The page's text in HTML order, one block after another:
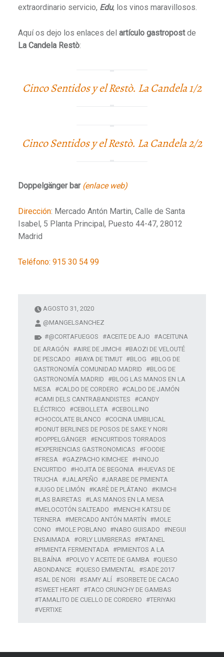
extraordinario servicio, Edu, los vinos maravillosos.
Aquí os dejo los enlaces del artículo gastropostde
La Candela Restò:
Cinco Sentidos y el Restò. La Candela 1/2
Cinco Sentidos y el Restò. La Candela 2/2
Doppelgänger bar (enlace web)
Dirección: Mercado Antón Martin, Calle de Santa
Isabel, 5 Planta Principal, Puesto 44-47, 28012
Madrid
Teléfono: 915 30 54 99
AGOSTO 31, 2020
@MANGELSANCHEZ
@CORTAFUEGOS
ACEITE DE AJO
ACEITUNA
DE ARAGÓN
AIRE DE JIMCHI
BAOZI DE VELOUTÉ
DE PESCADO
BAYA DE TIMUT BLOG
BLOG DE
GASTRONOMÍA COMUNIDAD MADRID
BLOG DE
GASTRONOMÍA MADRID
BLOG LAS MANOS EN LA
MESA
CALDO DE CORDERO
CALDO DE JAMÓN
CAMI DELS CANTRABANDISTES
CANDY
ELÉCTRICO
CEBOLLETA
CEBOLLINO
CHOCOLATE BLANCO
COCINA UMBILICAL
DONUT BERLINES DE POSOS DE SAKE Y NORI
DOPPELGÄNGER
ENCURTIDOS TORRADOS
EXPERIENCIAS GASTRONOMICAS
FOODIE
FRESA
GAZPACHO KIMCHEE
HINOJO
ENCURTIDO
HOJITA DE BEGONIA
HUEVAS DE
TRUCHA
JALAPEÑO
JARABE DE PIMIENTA
JUGO DE LIMÓN
KARÈ DE PLÁTANO
KIMCHI
LAS BAIRETAS
LAS MANOS EN LA MESA
MELOCOTÓN SALTEADO
MENCHI KATSU DE
TERNERA
MERCADO ANTÓN MARTÍN
MOLE
CONO
MOLE POBLANO NABO GUISADO
NEGUI
ENSAIMADA
ORLY LUMBRERAS
PATANEL
PIMIENTA FERMENTADA
PIMIENTOS A LA
BILBAÍNA
POLVO Y ACEITE DE GAMBA
QUESO
ABONDANCE
QUESO EMMENTAL
SADE 2017
SAL DE NORI
SAMY ALÍ
SORBETE DE CACAO
SWEET HEART
TACO CRUNCHY DE GAMBAS
TAMALITO DE CUELLO DE CORDERO
TERIYAKI
VERTIXE